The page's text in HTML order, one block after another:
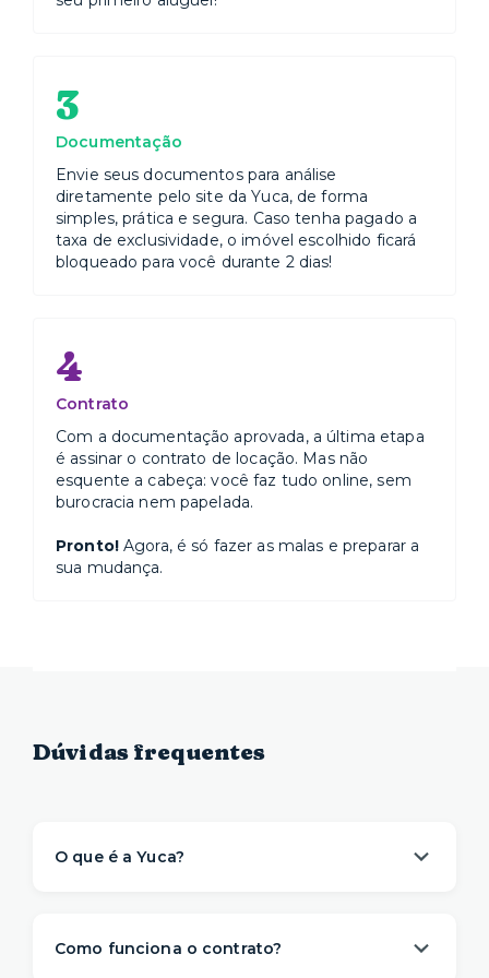
3
Documentação
Envie seus documentos para análise
diretamente pelo site da Yuca, de forma
simples, prática e segura. Caso tenha pagado a
taxa de exclusividade, o imóvel escolhido ficará
bloqueado para você durante 2 dias!
4
Contrato
Com a documentação aprovada, a última etapa
é assinar o contrato de locação. Mas não
esquente a cabeça: você faz tudo online, sem
burocracia nem papelada.
Pronto!Agora, é só fazer as malas e preparar a
sua mudança.
Dúvidas frequentes
O que é a Yuca?
morar . Nós descomplicamos o aluguel para
Como funciona o contrato?